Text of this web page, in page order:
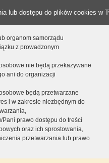
lub dostępu do plików cookies w
organom samorządu
z prowadzonym
nie będą przekazywane
ani do organizacji
będą przetwarzane
i w zakresie niezbędnym do
Pani prawo dostępu do treści
oraz ich sprostowania,
przetwarzania lub prawo